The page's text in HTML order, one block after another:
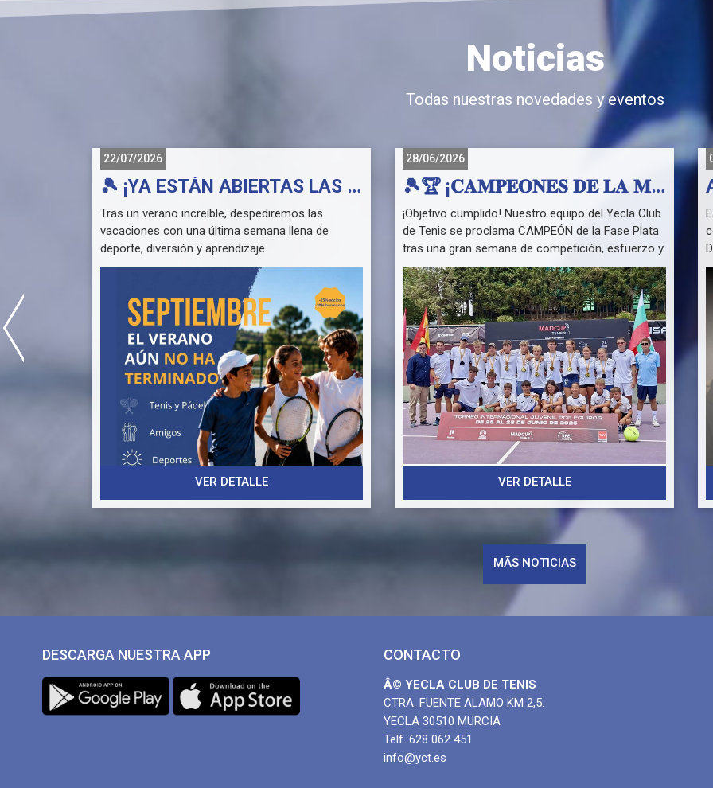
Noticias
Todas nuestras novedades y eventos
el
este
22/07/2026
🎾 ¡YA ESTÁN ABIERTAS LAS INSCRIPCIONES PARA EL CAMPUS DE SEPTIEMBRE! 🎾
Tras un verano increíble, despediremos las
vacaciones con una última semana llena de
deporte, diversión y aprendizaje.
📅 Fechas: Del lunes 31 de agosto al viernes 4 de
🕘 Horario: De 9:00 a 14:00 h
✅ Mismo formato que el Campus de Verano:
* 🎾 Tenis
* 🎾 Pádel
* 🌈 Mini Campus
💶 Precio general: 74 €
🏅 Socios del Club: 25% de descuento
🎁 Descuento especial: Todos los alumnos que
hayan participado en el Campus de Verano
disfrutarán de un 10% de descuento adicional.
VER DETALLE
28/06/2026
🎾🏆 ¡𝐂𝐀𝐌𝐏𝐄𝐎𝐍𝐄𝐒 𝐃𝐄 𝐋𝐀 𝐌𝐀𝐃 𝐂𝐔𝐏 𝐓𝐄𝐍𝐍𝐈𝐒 𝟐𝟎𝟐𝟔 - 𝐅𝐀𝐒𝐄 𝐏𝐋𝐀𝐓𝐀! 🏆🎾
¡Objetivo cumplido! Nuestro equipo del Yecla Club
de Tenis se proclama CAMPEÓN de la Fase Plata
tras una gran semana de competición, esfuerzo y
compañerismo.
Camino al título:
Fase de grupos
10-2 vs CD Avantage
5-7 vs Club Tenis Pozuelo
9-3 vs Tennis Club Hispano Varna
Fase final
Octavos: 9-3 vs Club de Tenis La Moraleja
Cuartos: 8-4 vs Club de Tenis Chamartín B
Semifinal: 8-4 vs Club de Tenis Alcorcón
Final: 7-5 vs Tennis Club Hispano Varna
Este campeonato es el premio al compromiso, la
ilusión y el trabajo realizado por todos los
jugadores durante el torneo. Gracias a las
acompañarnos y apoyarnos en cada partido.
¡Nos volvemos a Yecla con la copa!
Un equipo. Un club. Un objetivo. ¡La victoria!
VER DETALLE
MÃS NOTICIAS
DESCARGA NUESTRA APP CONTACTO
Â© YECLA CLUB DE TENIS
CTRA. FUENTE ALAMO KM 2,5.
YECLA 30510 MURCIA
Telf. 628 062 451
info@yct.es